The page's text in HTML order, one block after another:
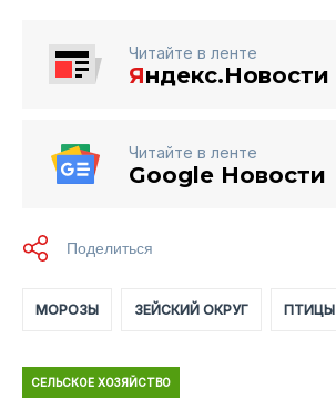
Читайте в ленте
Яндекс.Новости
Читайте в ленте
Google Новости
МОРОЗЫ ЗЕЙСКИЙ ОКРУГ ПТИЦЫ
СЕЛЬСКОЕ ХОЗЯЙСТВО